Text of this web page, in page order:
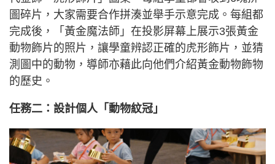
圖碎片，大家需要合作拼湊並舉手示意完成。每組都
完成後，「黃金魔法師」在投影屏幕上展示3張黃金
動物飾片的照片，讓學童辨認正確的虎形飾片，並猜
測圖中的動物，導師亦藉此向他們介紹黃金動物飾物
的歷史。
任務二：設計個人「動物紋冠」